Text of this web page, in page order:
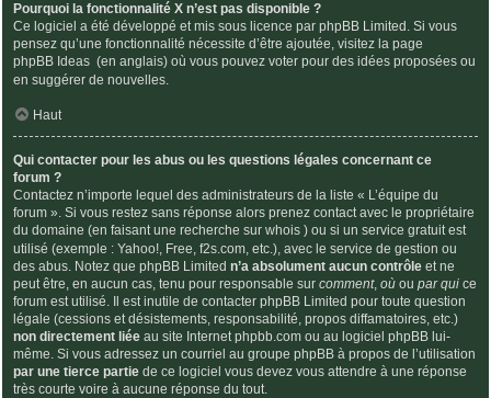
Pourquoi la fonctionnalité X n’est pas disponible ?
Ce logiciel a été développé et mis sous licence par phpBB Limited. Si vous
pensez qu’une fonctionnalité nécessite d’être ajoutée, visitez la page
phpBB Ideas (en anglais) où vous pouvez voter pour des idées proposées ou
en suggérer de nouvelles.
Haut
Qui contacter pour les abus ou les questions légales concernant ce
forum ?
Contactez n’importe lequel des administrateurs de la liste « L’équipe du
forum ». Si vous restez sans réponse alors prenez contact avec le propriétaire
du domaine (en faisant une recherche sur whois ) ou si un service gratuit est
utilisé (exemple : Yahoo!, Free, f2s.com, etc.), avec le service de gestion ou
des abus. Notez que phpBB Limited n’a absolument aucun contrôle et ne
peut être, en aucun cas, tenu pour responsable sur comment, où ou par qui ce
forum est utilisé. Il est inutile de contacter phpBB Limited pour toute question
légale (cessions et désistements, responsabilité, propos diffamatoires, etc.)
non directement liée au site Internet phpbb.com ou au logiciel phpBB lui-
même. Si vous adressez un courriel au groupe phpBB à propos de l’utilisation
par une tierce partie de ce logiciel vous devez vous attendre à une réponse
très courte voire à aucune réponse du tout.